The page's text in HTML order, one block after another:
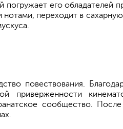
его обладателей
переходит в
повествования.
приверженности
сообщество. После